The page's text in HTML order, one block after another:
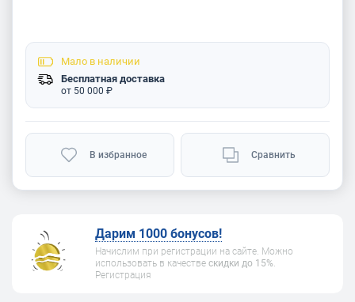
Мало в наличии
Бесплатная доставка
от 50 000 ₽
В избранное Сравнить
Дарим 1000 бонусов!
Начислим при регистрации на сайте. Можно
использовать в качестве скидки до 15%.
Регистрация